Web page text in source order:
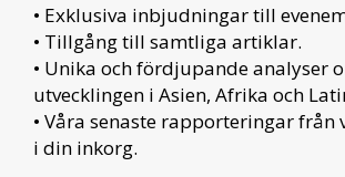
• Exklusiva inbjudningar till
• Tillgång till samtliga artiklar.
• Unika och fördjupande analyser
utvecklingen i Asien, Afrika och
• Våra senaste rapporteringar
i din inkorg.